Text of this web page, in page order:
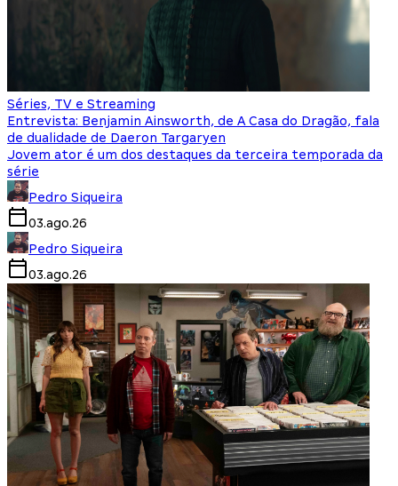
Séries, TV e Streaming
Entrevista: Benjamin Ainsworth, de A Casa do Dragão, fala
de dualidade de Daeron Targaryen
Jovem ator é um dos destaques da terceira temporada da
série
Pedro Siqueira
03.ago.26
Pedro Siqueira
03.ago.26